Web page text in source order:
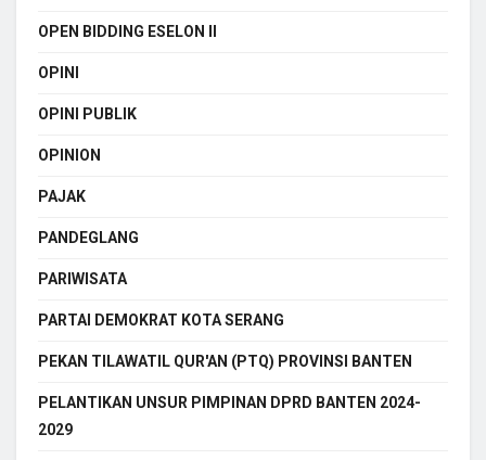
OPEN BIDDING ESELON II
OPINI
OPINI PUBLIK
OPINION
PAJAK
PANDEGLANG
PARIWISATA
PARTAI DEMOKRAT KOTA SERANG
PEKAN TILAWATIL QUR'AN (PTQ) PROVINSI BANTEN
PELANTIKAN UNSUR PIMPINAN DPRD BANTEN 2024-
2029